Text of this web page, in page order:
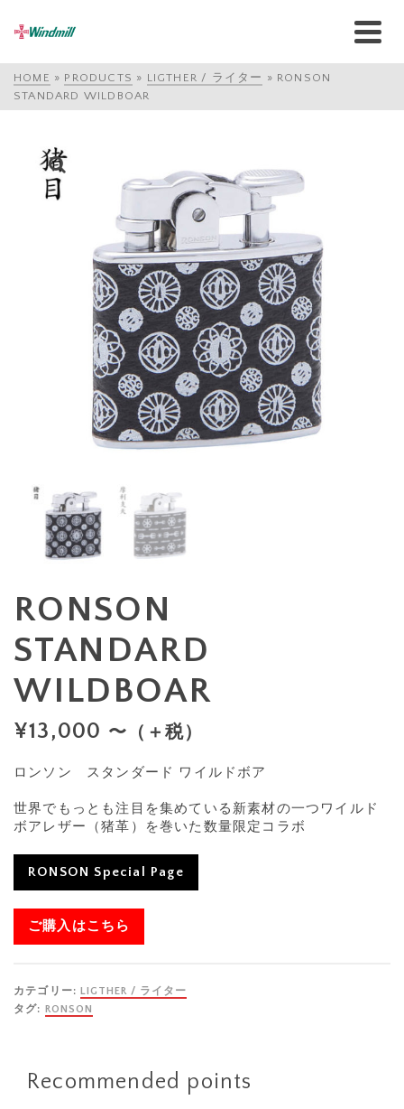
HOME » PRODUCTS » LIGTHER / ライター » RONSON
STANDARD WILDBOAR
RONSON
STANDARD
WILDBOAR
¥13,000 〜（＋税）
ロンソン スタンダード ワイルドボア
世界でもっとも注目を集めている新素材の一つワイルド
ボアレザー（猪革）を巻いた数量限定コラボ
RONSON Special Page
ご購入はこちら
カテゴリー:LIGTHER / ライター
タグ: RONSON
Recommended points